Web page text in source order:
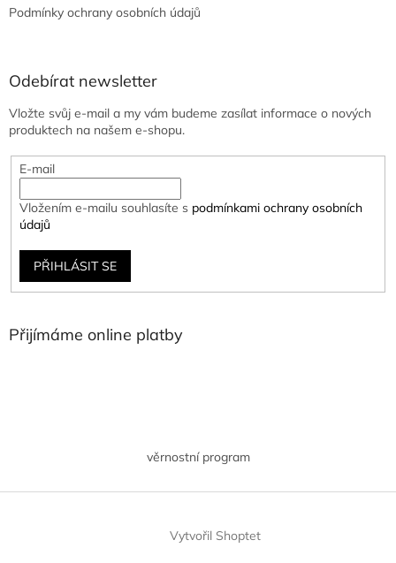
Podmínky ochrany osobních údajů
Odebírat newsletter
Vložte svůj e-mail a my vám budeme zasílat informace o nových
produktech na našem e-shopu.
E-mail
Vložením e-mailu souhlasíte s podmínkami ochrany osobních
údajů
PŘIHLÁSIT SE
Přijímáme online platby
věrnostní program
Vytvořil Shoptet